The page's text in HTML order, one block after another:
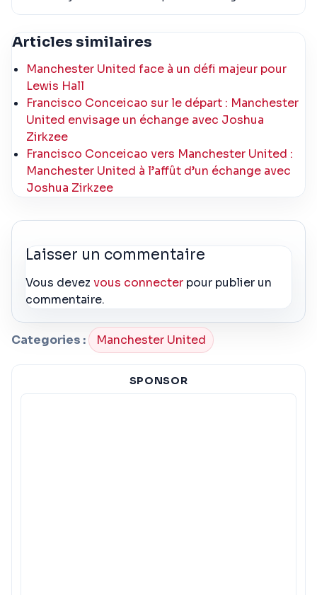
Articles similaires
Manchester United face à un défi majeur pour
Lewis Hall
Francisco Conceicao sur le départ : Manchester
United envisage un échange avec Joshua
Zirkzee
Francisco Conceicao vers Manchester United :
Manchester United à l’affût d’un échange avec
Joshua Zirkzee
Laisser un commentaire
Vous devezvous connecter pour publier un
commentaire.
Categories : Manchester United
SPONSOR